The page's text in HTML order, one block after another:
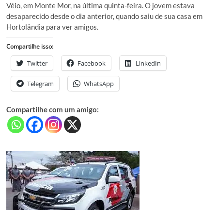
Véio, em Monte Mor, na última quinta-feira. O jovem estava
desaparecido desde o dia anterior, quando saiu de sua casa em
Hortolândia para ver amigos.
Compartilhe isso:
Twitter Facebook LinkedIn
Telegram WhatsApp
Compartilhe com um amigo: